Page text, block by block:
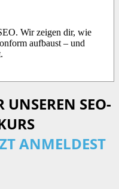
Wir zeigen dir, wie
aufbaust – und
UNSEREN SEO-
ANMELDEST